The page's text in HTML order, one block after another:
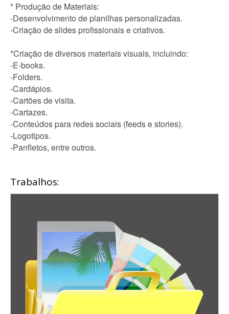
* Produção de Materiais:
-Desenvolvimento de planilhas personalizadas.
-Criação de slides profissionais e criativos.
*Criação de diversos materiais visuais, incluindo:
-E-books.
-Folders.
-Cardápios.
-Cartões de visita.
-Cartazes.
-Conteúdos para redes sociais (feeds e stories).
-Logotipos.
-Panfletos, entre outros.
Trabalhos: